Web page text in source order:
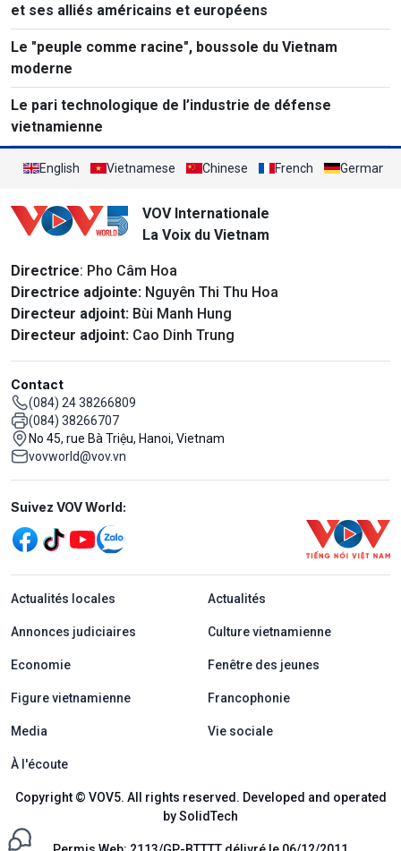
et ses alliés américains et européens
Le "peuple comme racine", boussole du Vietnam
moderne
Le pari technologique de l’industrie de défense
vietnamienne
English Vietnamese Chinese French German
VOV Internationale
La Voix du Vietnam
Directrice: Pho Câm Hoa
Directrice adjointe: Nguyên Thi Thu Hoa
Directeur adjoint: Bùi Manh Hung
Directeur adjoint: Cao Dinh Trung
Contact
(084) 24 38266809
(084) 38266707
No 45, rue Bà Triệu, Hanoi, Vietnam
vovworld@vov.vn
Mạng xã hội
Suivez VOV World:
menu footer tiếng Pháp
Actualités locales Actualités
Annonces judiciaires Culture vietnamienne
Economie Fenêtre des jeunes
Figure vietnamienne Francophonie
Media Vie sociale
À l'écoute
Copyright © VOV5. All rights reserved. Developed and operated
by SolidTech